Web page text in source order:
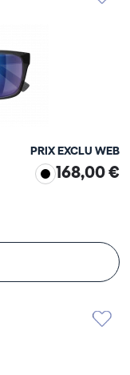
PRIX EXCLU WEB
168,00 €